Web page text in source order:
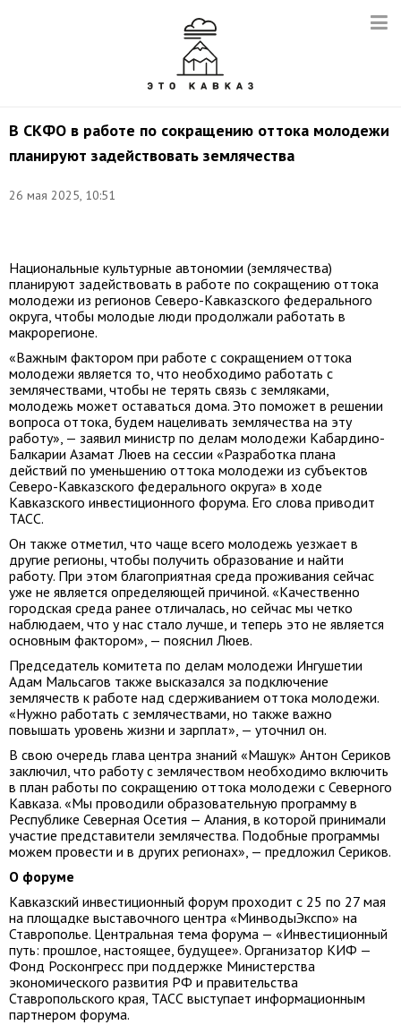
В СКФО в работе по сокращению оттока молодежи
планируют задействовать землячества
26 мая 2025, 10:51
Национальные культурные автономии (землячества)
планируют задействовать в работе по сокращению оттока
молодежи из регионов Северо-Кавказского федерального
округа, чтобы молодые люди продолжали работать в
макрорегионе.
«Важным фактором при работе с сокращением оттока
молодежи является то, что необходимо работать с
землячествами, чтобы не терять связь с земляками,
молодежь может оставаться дома. Это поможет в решении
вопроса оттока, будем нацеливать землячества на эту
работу», — заявил министр по делам молодежи Кабардино-
Балкарии Азамат Люев на сессии «Разработка плана
действий по уменьшению оттока молодежи из субъектов
Северо-Кавказского федерального округа» в ходе
Кавказского инвестиционного форума. Его слова приводит
ТАСС.
Он также отметил, что чаще всего молодежь уезжает в
другие регионы, чтобы получить образование и найти
работу. При этом благоприятная среда проживания сейчас
уже не является определяющей причиной. «Качественно
городская среда ранее отличалась, но сейчас мы четко
наблюдаем, что у нас стало лучше, и теперь это не является
основным фактором», — пояснил Люев.
Председатель комитета по делам молодежи Ингушетии
Адам Мальсагов также высказался за подключение
землячеств к работе над сдерживанием оттока молодежи.
«Нужно работать с землячествами, но также важно
повышать уровень жизни и зарплат», — уточнил он.
В свою очередь глава центра знаний «Машук» Антон Сериков
заключил, что работу с землячеством необходимо включить
в план работы по сокращению оттока молодежи с Северного
Кавказа. «Мы проводили образовательную программу в
Республике Северная Осетия — Алания, в которой принимали
участие представители землячества. Подобные программы
можем провести и в других регионах», — предложил Сериков.
О форуме
Кавказский инвестиционный форум проходит с 25 по 27 мая
на площадке выставочного центра «МинводыЭкспо» на
Ставрополье. Центральная тема форума — «Инвестиционный
путь: прошлое, настоящее, будущее». Организатор КИФ —
Фонд Росконгресс при поддержке Министерства
экономического развития РФ и правительства
Ставропольского края, ТАСС выступает информационным
партнером форума.